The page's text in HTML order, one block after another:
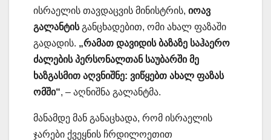
ისრაელის თავდაცვის მინისტრის, იოავ
გალანტისგანცხადებით, ომი ახალ ფაზაში
გადადის. „რამათ დავიდის ბაზაზე საჰაერო
ძალების პერსონალთან საუბარში მე
ხაზგასმით აღვნიშნე: ვიწყებთ ახალ ფაზას
ომში“, – აღნიშნა გალანტმა.
მანამდე მან განაცხადა, რომ ისრაელის
ჯარები ქვეყნის ჩრდილოეთით